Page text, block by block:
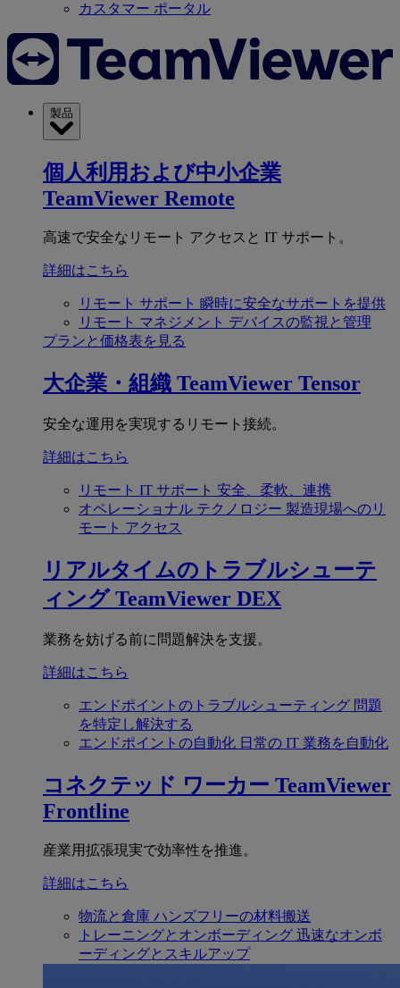
カスタマー ポータル
製品
個人利用および中小企業
TeamViewer Remote
高速で安全なリモート アクセスと IT サポート。
詳細はこちら
リモート サポート 瞬時に安全なサポートを提供
リモート マネジメント デバイスの監視と管理
プランと価格表を見る
大企業・組織 TeamViewer Tensor
安全な運用を実現するリモート接続。
詳細はこちら
リモート IT サポート 安全、柔軟、連携
オペレーショナル テクノロジー 製造現場へのリ
モート アクセス
リアルタイムのトラブルシューテ
ィング TeamViewer DEX
業務を妨げる前に問題解決を支援。
詳細はこちら
エンドポイントのトラブルシューティング 問題
を特定し解決する
エンドポイントの自動化 日常の IT 業務を自動化
コネクテッド ワーカー TeamViewer
Frontline
産業用拡張現実で効率性を推進。
詳細はこちら
物流と倉庫 ハンズフリーの材料搬送
トレーニングとオンボーディング 迅速なオンボ
ーディングとスキルアップ